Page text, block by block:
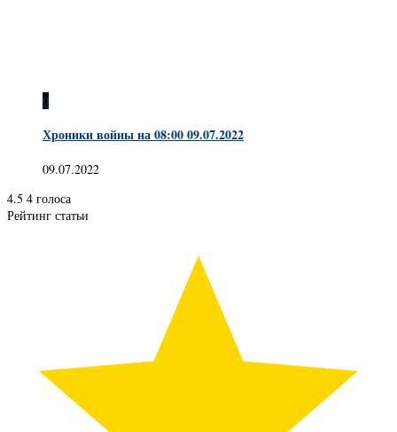
0
Хроники войны на 08:00 09.07.2022
09.07.2022
4.5 4 голоса
Рейтинг статьи